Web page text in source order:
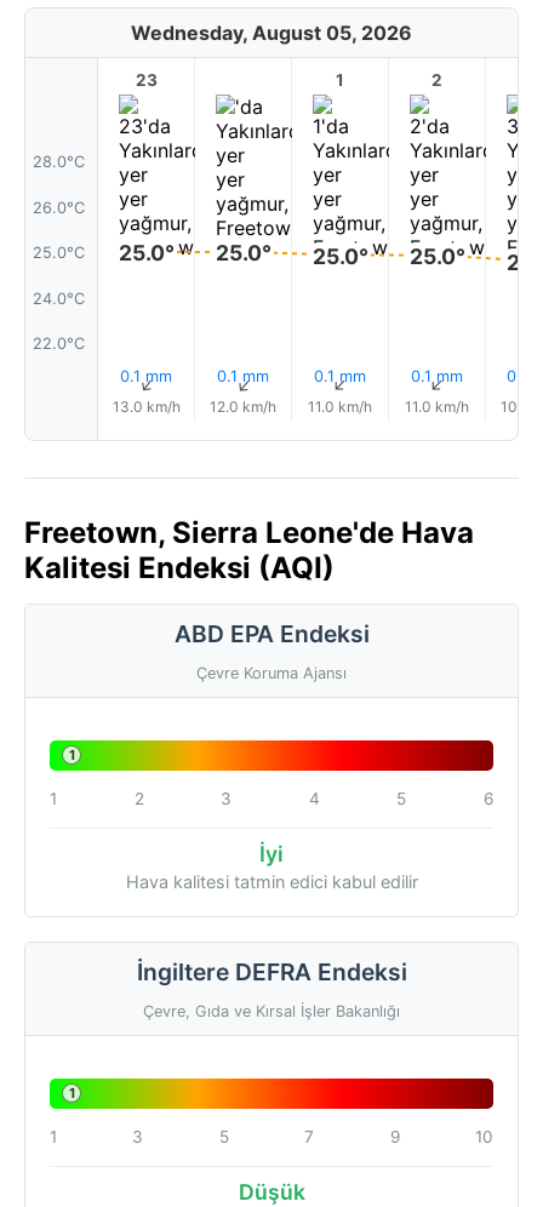
Wednesday, August 05, 2026
28.0°C
26.0°C
25.0°C
24.0°C
22.0°C
23
25.0°
0.1 mm
↑
13.0 km/h
25.0°
0.1 mm
↑
12.0 km/h
1
25.0°
0.1 mm
↑
11.0 km/h
2
25.0°
0.1 mm
↑
11.0 km/h
0.0
10.0
Freetown, Sierra Leone'de Hava
Kalitesi Endeksi (AQI)
ABD EPA Endeksi
Çevre Koruma Ajansı
1
1 2 3 4 5 6
İyi
Hava kalitesi tatmin edici kabul edilir
İngiltere DEFRA Endeksi
Çevre, Gıda ve Kırsal İşler Bakanlığı
1
1 3 5 7 9 10
Düşük